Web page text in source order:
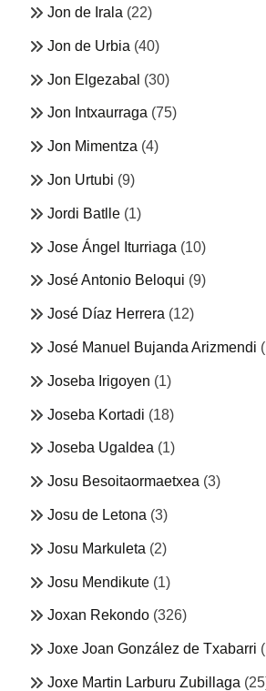
Jon de Irala (22)
Jon de Urbia (40)
Jon Elgezabal (30)
Jon Intxaurraga (75)
Jon Mimentza (4)
Jon Urtubi (9)
Jordi Batlle (1)
Jose Ángel Iturriaga (10)
José Antonio Beloqui (9)
José Díaz Herrera (12)
José Manuel Bujanda Arizmendi
Joseba Irigoyen (1)
Joseba Kortadi (18)
Joseba Ugaldea (1)
Josu Besoitaormaetxea (3)
Josu de Letona (3)
Josu Markuleta (2)
Josu Mendikute (1)
Joxan Rekondo (326)
Joxe Joan González de Txabarri
Joxe Martin Larburu Zubillaga